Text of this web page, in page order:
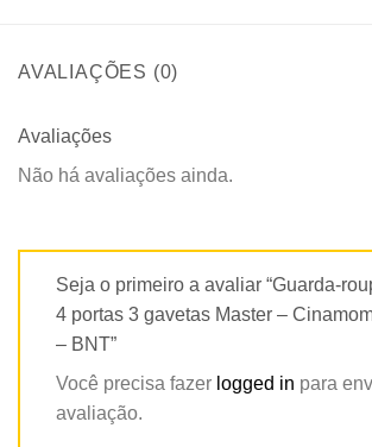
AVALIAÇÕES (0)
Avaliações
Não há avaliações ainda.
Seja o primeiro a avaliar “Guarda-
4 portas 3 gavetas Master –
– BNT”
Você precisa fazer logged in para
avaliação.